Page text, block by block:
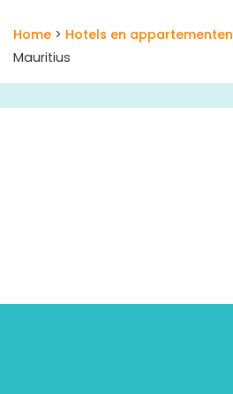
Home > Hotels en appartementen
Mauritius